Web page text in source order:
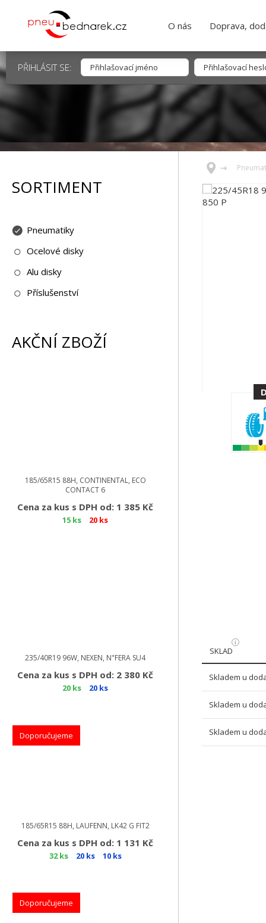
O nás Doprava,
PŘIHLÁSIT SE:
SORTIMENT
Pneumatiky
Ocelové disky
Alu disky
Příslušenství
AKČNÍ ZBOŽÍ
185/65R15 88H, CONTINENTAL, ECO
CONTACT 6
Cena za kus s DPH od: 1 385 Kč
15 ks 20 ks
235/40R19 96W, NEXEN, N"FERA SU4
Cena za kus s DPH od: 2 380 Kč
20 ks 20 ks
Doporučujeme
185/65R15 88H, LAUFENN, LK42 G FIT2
Cena za kus s DPH od: 1 131 Kč
32 ks 20 ks 10 ks
Doporučujeme
SKLAD
Skladem u
Skladem u
Skladem u